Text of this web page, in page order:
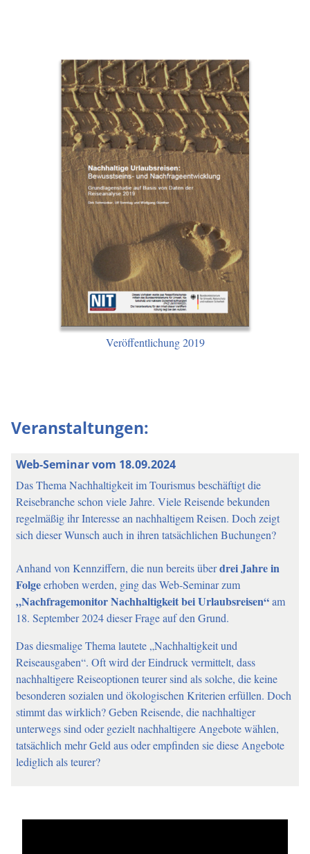
Veröffentlichung 2019
Veranstaltungen:
Web-Seminar vom 18.09.2024
Das Thema Nachhaltigkeit im Tourismus beschäftigt die
Reisebranche schon viele Jahre. Viele Reisende bekunden
regelmäßig ihr Interesse an nachhaltigem Reisen. Doch zeigt
sich dieser Wunsch auch in ihren tatsächlichen Buchungen?
Anhand von Kennziffern, die nun bereits überdrei Jahre in
Folgeerhoben werden, ging das Web-Seminar zum
„Nachfragemonitor Nachhaltigkeit bei Urlaubsreisen“am
18. September 2024 dieser Frage auf den Grund.
Das diesmalige Thema lautete „Nachhaltigkeit und
Reiseausgaben“. Oft wird der Eindruck vermittelt, dass
nachhaltigere Reiseoptionen teurer sind als solche, die keine
besonderen sozialen und ökologischen Kriterien erfüllen. Doch
stimmt das wirklich? Geben Reisende, die nachhaltiger
unterwegs sind oder gezielt nachhaltigere Angebote wählen,
tatsächlich mehr Geld aus oder empfinden sie diese Angebote
lediglich als teurer?